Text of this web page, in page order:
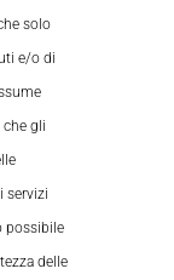
solo
e/o di
gli
servizi
possibile
delle